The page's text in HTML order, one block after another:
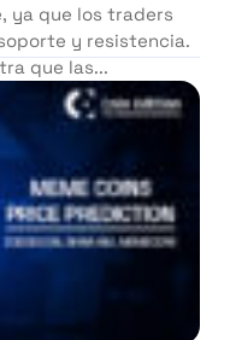
ya que los traders
y resistencia.
que las...